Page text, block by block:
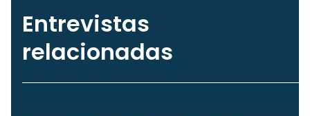
Entrevistas
relacionadas